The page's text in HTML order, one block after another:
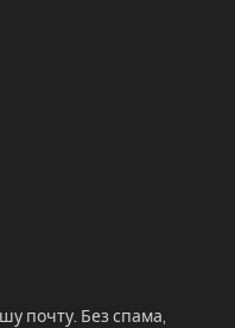
почту. Без спама,